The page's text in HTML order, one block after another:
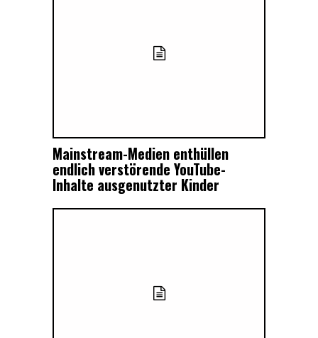
Mainstream-Medien enthüllen
endlich verstörende YouTube-
Inhalte ausgenutzter Kinder